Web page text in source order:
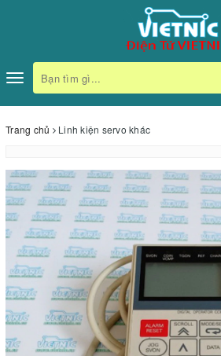
Toggle
navigation
Trang chủ Linh kiện servo khác